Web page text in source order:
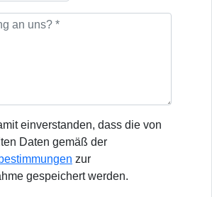
einverstanden, dass die von
Daten gemäß der
zur
gespeichert werden.